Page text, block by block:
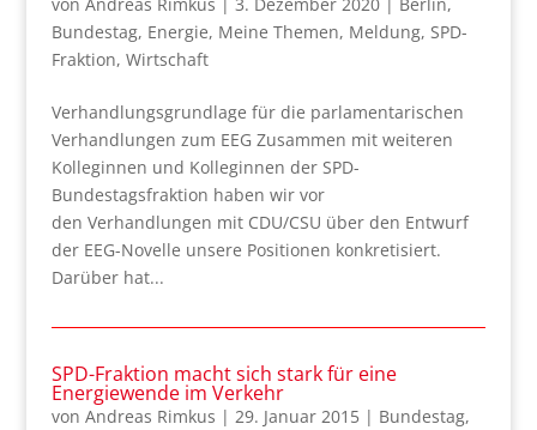
Bundestag, Energie, Meine Themen, Meldung, SPD-
Fraktion, Wirtschaft
Verhandlungsgrundlage für die parlamentarischen
Verhandlungen zum EEG Zusammen mit weiteren
Kolleginnen und Kolleginnen der SPD-
Bundestagsfraktion haben wir vor
den Verhandlungen mit CDU/CSU über den Entwurf
der EEG-Novelle unsere Positionen konkretisiert.
Darüber hat...
SPD-Fraktion macht sich stark für eine
Energiewende im Verkehr
von Andreas Rimkus | 29. Januar 2015| Bundestag,